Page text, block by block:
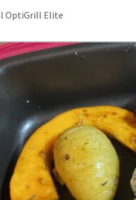
OptiGrill Elite